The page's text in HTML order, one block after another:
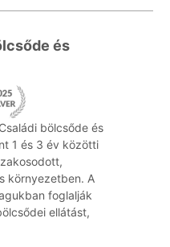
és
bölcsőde és
1 és 3 év közötti
környezetben. A
foglalják
ellátást,